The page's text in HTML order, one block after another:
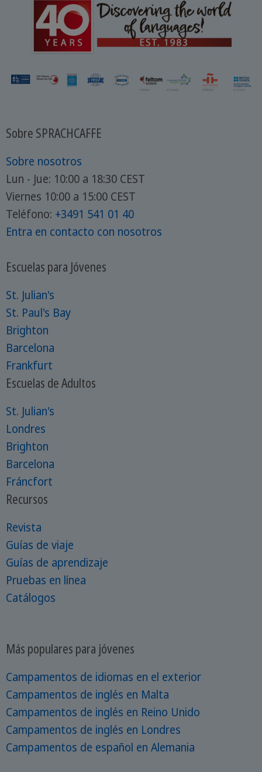
Sobre SPRACHCAFFE
Sobre nosotros
Lun - Jue: 10:00 a 18:30 CEST
Viernes 10:00 a 15:00 CEST
Teléfono: +3491 541 01 40
Entra en contacto con nosotros
Escuelas para Jóvenes
St. Julian's
St. Paul's Bay
Brighton
Barcelona
Frankfurt
Escuelas de Adultos
St. Julian's
Londres
Brighton
Barcelona
Fráncfort
Recursos
Revista
Guías de viaje
Guías de aprendizaje
Pruebas en línea
Catálogos
Más populares para jóvenes
Campamentos de idiomas en el exterior
Campamentos de inglés en Malta
Campamentos de inglés en Reino Unido
Campamentos de inglés en Londres
Campamentos de español en Alemania